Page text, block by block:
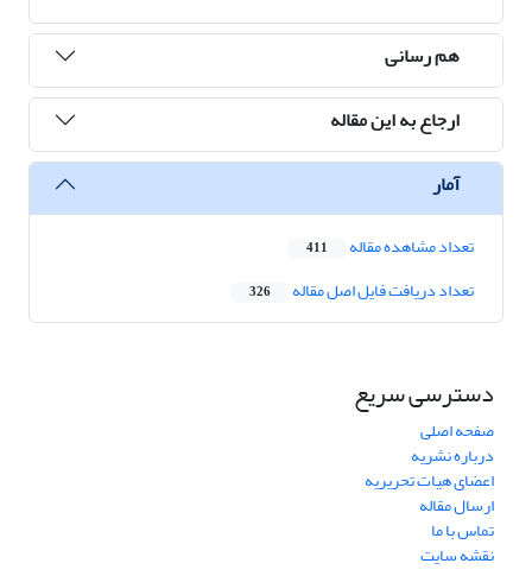
هم رسانی
ارجاع به این مقاله
آمار
تعداد مشاهده مقاله 411
تعداد دریافت فایل اصل مقاله 326
دسترسی سریع
صفحه اصلی
درباره نشریه
اعضای هیات تحریریه
ارسال مقاله
تماس با ما
نقشه سایت